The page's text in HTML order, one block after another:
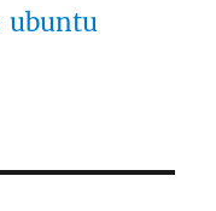
ubuntu